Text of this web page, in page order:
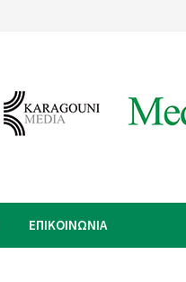
ΕΠΙΚΟΙΝΩΝΙΑ